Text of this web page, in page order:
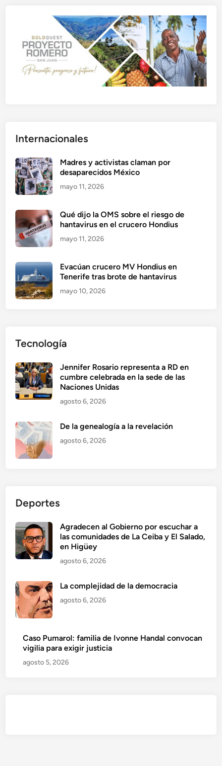
Internacionales
Madres y activistas claman por
desaparecidos México
mayo 11, 2026
Qué dijo la OMS sobre el riesgo de
hantavirus en el crucero Hondius
mayo 11, 2026
Evacúan crucero MV Hondius en
Tenerife tras brote de hantavirus
mayo 10, 2026
Tecnología
Jennifer Rosario representa a RD en
cumbre celebrada en la sede de las
Naciones Unidas
agosto 6, 2026
De la genealogía a la revelación
agosto 6, 2026
Deportes
Agradecen al Gobierno por escuchar a
las comunidades de La Ceiba y El Salado,
en Higüey
agosto 6, 2026
La complejidad de la democracia
agosto 6, 2026
Caso Pumarol: familia de Ivonne Handal convocan
vigilia para exigir justicia
agosto 5, 2026